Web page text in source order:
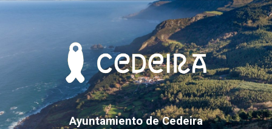
saltar
Saltar
Saltar
Ayuntamiento de Cedeira